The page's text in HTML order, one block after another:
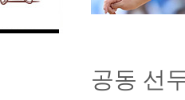
공동 선